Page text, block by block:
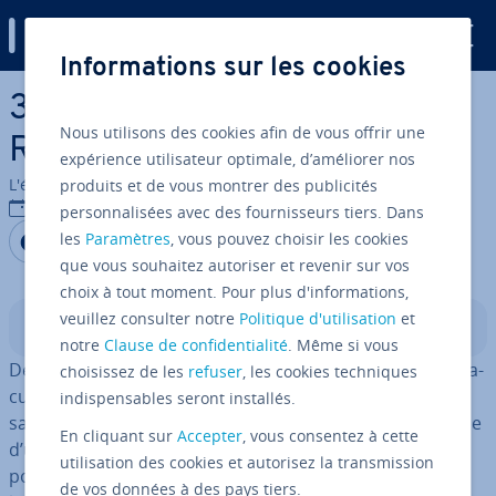
Aller au contenu principal
30 idées de projets avec
Raspberry Pi
L'équipe édi­to­riale IONOS
04/07/2022
Partager sur Facebook
Partager sur Twitter
Partager sur LinkedIn
Sommaire
De prime abord, le Raspberry Pi ne semble pas si spec­ta­
cu­laire : il s’agit d’un as­sem­blage de dif­fé­rents com­po­
sants in­for­ma­tiques, dont un
de la taille
d’une carte de crédit. Mais il est étonnant de voir à quel
point le spectre de fonc­tion­na­lité de Raspberry Pi est
Informations sur les cookies
Nous utilisons des cookies afin de vous offrir une
expérience utilisateur optimale, d’améliorer nos
produits et de vous montrer des publicités
personnalisées avec des fournisseurs tiers. Dans
les Paramètres, vous pouvez choisir les cookies
que vous souhaitez autoriser et revenir sur vos
choix à tout moment. Pour plus d'informations,
veuillez consulter notre Politique d'utilisation et
notreClause de confidentialité. Même si vous
choisissez de les refuser, les cookies techniques
indispensables seront installés.
En cliquant surAccepter, vous consentez à cette
utilisation des cookies et autorisez la transmission
de vos données à des pays tiers.